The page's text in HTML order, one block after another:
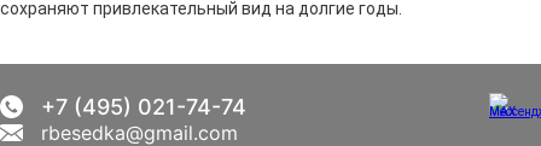
сохраняют привлекательный вид на долгие годы.
+7 (495) 021-74-74
rbesedka@gmail.com